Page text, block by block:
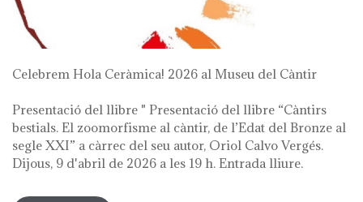
Celebrem Hola Ceràmica! 2026 al Museu del Càntir
Presentació del llibre " Presentació del llibre “Càntirs
bestials. El zoomorfisme al càntir, de l’Edat del Bronze al
segle XXI” a càrrec del seu autor, Oriol Calvo Vergés.
Dijous, 9 d'abril de 2026 a les 19 h. Entrada lliure.